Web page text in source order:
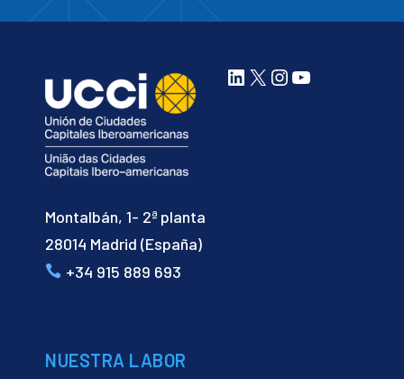
Montalbán, 1- 2ª planta
28014 Madrid (España)
+34 915 889 693
LinkedIn
X Instagram
YouTube
NUESTRA LABOR